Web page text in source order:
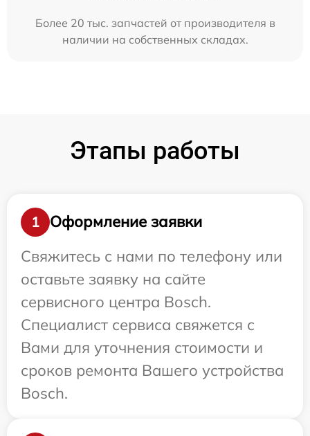
Более 20 тыс. запчастей от производителя в
наличии на собственных складах.
Этапы работы
1
Оформление заявки
Свяжитесь с нами по телефону или
оставьте заявку на сайте
сервисного центра Bosch.
Специалист сервиса свяжется с
Вами для уточнения стоимости и
сроков ремонта Вашего устройства
Bosch.